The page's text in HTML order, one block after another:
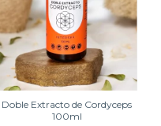
Doble Extracto de Cordyceps
100ml